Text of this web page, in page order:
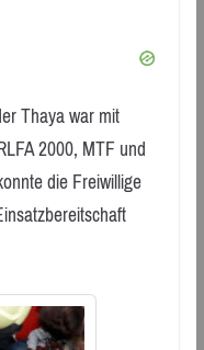
Thaya war mit
2000, MTF und
die Freiwillige